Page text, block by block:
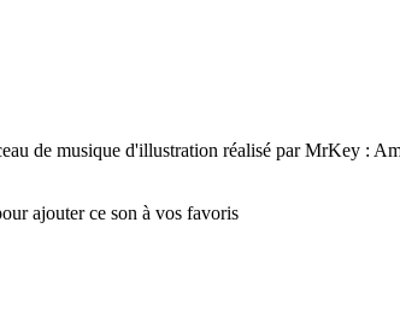
de musique d'illustration réalisé par MrKey :